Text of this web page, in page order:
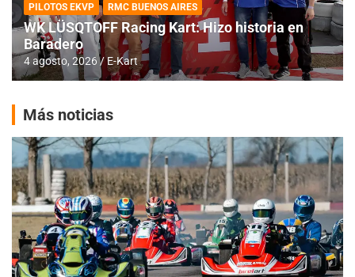
PILOTOS EKVP RMC BUENOS AIRES
WK LÜSQTOFF Racing Kart: Hizo historia en
Baradero
4 agosto, 2026 E-Kart
Más noticias